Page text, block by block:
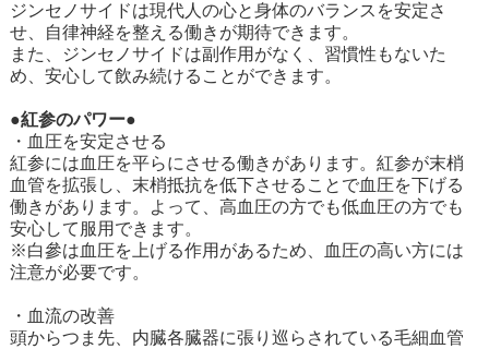
ジンセノサイドは現代人の心と身体のバランスを安定さ
せ、自律神経を整える働きが期待できます。
また、ジンセノサイドは副作用がなく、習慣性もないた
め、安心して飲み続けることができます。
●紅参のパワー●
・血圧を安定させる
紅参には血圧を平らにさせる働きがあります。紅参が末梢
血管を拡張し、末梢抵抗を低下させることで血圧を下げる
働きがあります。よって、高血圧の方でも低血圧の方でも
安心して服用できます。
※白參は血圧を上げる作用があるため、血圧の高い方には
注意が必要です。
・血流の改善
頭からつま先、内臓各臓器に張り巡らされている毛細血管